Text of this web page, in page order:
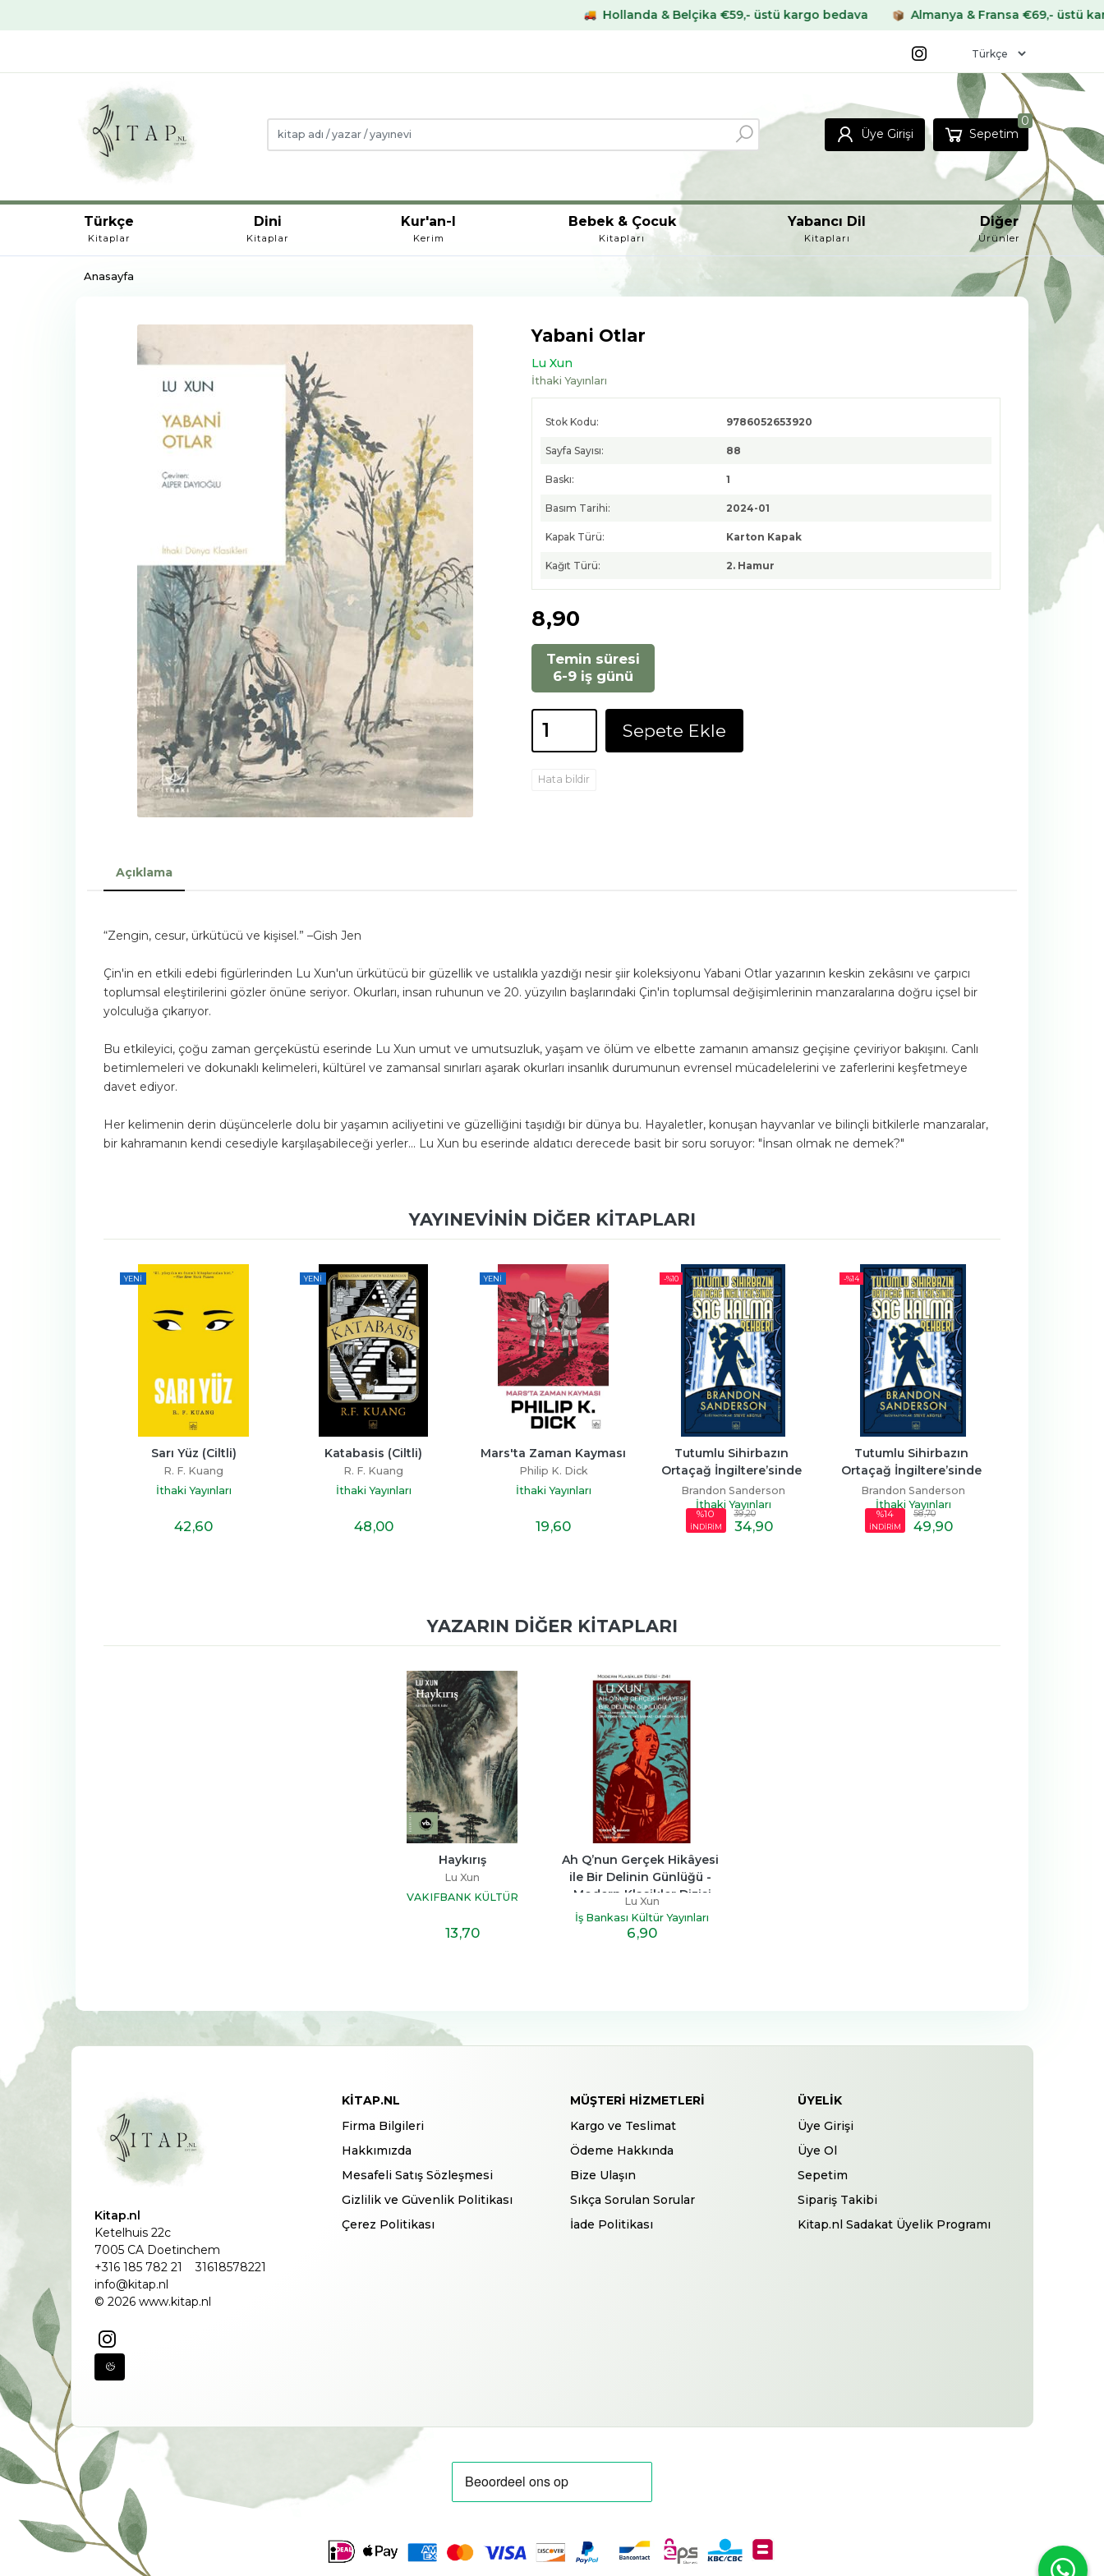
Hollanda & Belçika €59,- üstü kargo bedava Almanya & Fransa €69,- üstü kargo bedava
Üye Girişi Sepetim
0
Türkçe
Kitaplar
Dini
Kitaplar
Kur'an-I
Kerim
Bebek & Çocuk
Kitapları
Yabancı Dil
Kitapları
Diğer
Ürünler
Anasayfa
Yabani Otlar
Lu Xun
İthaki Yayınları
Stok Kodu: 9786052653920
Sayfa Sayısı: 88
Baskı: 1
Basım Tarihi: 2024-01
Kapak Türü: Karton Kapak
Kağıt Türü: 2. Hamur
8,90
Temin süresi
6-9 iş günü
Sepete Ekle
Hata bildir
Açıklama
“Zengin, cesur, ürkütücü ve kişisel.” –Gish Jen
Çin'in en etkili edebi figürlerinden Lu Xun'un ürkütücü bir güzellik ve ustalıkla yazdığı nesir şiir koleksiyonu Yabani Otlar yazarının keskin zekâsını ve çarpıcı
toplumsal eleştirilerini gözler önüne seriyor. Okurları, insan ruhunun ve 20. yüzyılın başlarındaki Çin'in toplumsal değişimlerinin manzaralarına doğru içsel bir
yolculuğa çıkarıyor.
Bu etkileyici, çoğu zaman gerçeküstü eserinde Lu Xun umut ve umutsuzluk, yaşam ve ölüm ve elbette zamanın amansız geçişine çeviriyor bakışını. Canlı
betimlemeleri ve dokunaklı kelimeleri, kültürel ve zamansal sınırları aşarak okurları insanlık durumunun evrensel mücadelelerini ve zaferlerini keşfetmeye
davet ediyor.
Her kelimenin derin düşüncelerle dolu bir yaşamın aciliyetini ve güzelliğini taşıdığı bir dünya bu. Hayaletler, konuşan hayvanlar ve bilinçli bitkilerle manzaralar,
bir kahramanın kendi cesediyle karşılaşabileceği yerler... Lu Xun bu eserinde aldatıcı derecede basit bir soru soruyor: "İnsan olmak ne demek?"
YAYINEVININ DIĞER KITAPLARI
YENI
Sarı Yüz (Ciltli)
R. F. Kuang
İthaki Yayınları
42,60
YENI
Katabasis (Ciltli)
R. F. Kuang
İthaki Yayınları
48,00
YENI
Mars'ta Zaman Kayması
Philip K. Dick
İthaki Yayınları
19,60
-%10
Tutumlu Sihirbazın
Ortaçağ İngiltere’sinde
Sağ Kalma Rehberi
Brandon Sanderson
İthaki Yayınları
%10
İNDİRİM
39,20
34,90
-%14
Tutumlu Sihirbazın
Ortaçağ İngiltere’sinde
Sağ Kalma Rehberi (Ciltli)
Brandon Sanderson
İthaki Yayınları
%14
İNDİRİM
58,70
49,90
YAZARIN DIĞER KITAPLARI
Haykırış
Lu Xun
VAKIFBANK KÜLTÜR
13,70
Ah Q’nun Gerçek Hikâyesi
ile Bir Delinin Günlüğü -
Modern Klasikler Dizisi
Lu Xun
İş Bankası Kültür Yayınları
6,90
Kitap.nl
Ketelhuis 22c
7005 CA Doetinchem
+316 185 782 21
31618578221
info@kitap.nl
© 2026 www.kitap.nl
KITAP.NL
Firma Bilgileri
Hakkımızda
Mesafeli Satış Sözleşmesi
Gizlilik ve Güvenlik Politikası
Çerez Politikası
MÜŞTERI HIZMETLERI
Kargo ve Teslimat
Ödeme Hakkında
Bize Ulaşın
Sıkça Sorulan Sorular
İade Politikası
ÜYELIK
Üye Girişi
Üye Ol
Sepetim
Sipariş Takibi
Kitap.nl Sadakat Üyelik Programı